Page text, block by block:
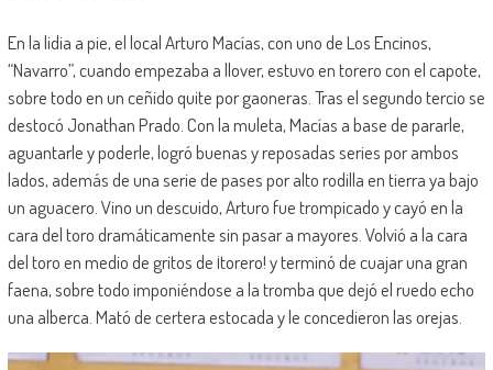
En la lidia a pie, el local Arturo Macías, con uno de Los Encinos,
“Navarro”, cuando empezaba a llover, estuvo en torero con el capote,
sobre todo en un ceñido quite por gaoneras. Tras el segundo tercio se
destocó Jonathan Prado. Con la muleta, Macías a base de pararle,
aguantarle y poderle, logró buenas y reposadas series por ambos
lados, además de una serie de pases por alto rodilla en tierra ya bajo
un aguacero. Vino un descuido, Arturo fue trompicado y cayó en la
cara del toro dramáticamente sin pasar a mayores. Volvió a la cara
del toro en medio de gritos de ¡torero! y terminó de cuajar una gran
faena, sobre todo imponiéndose a la tromba que dejó el ruedo echo
una alberca. Mató de certera estocada y le concedieron las orejas.